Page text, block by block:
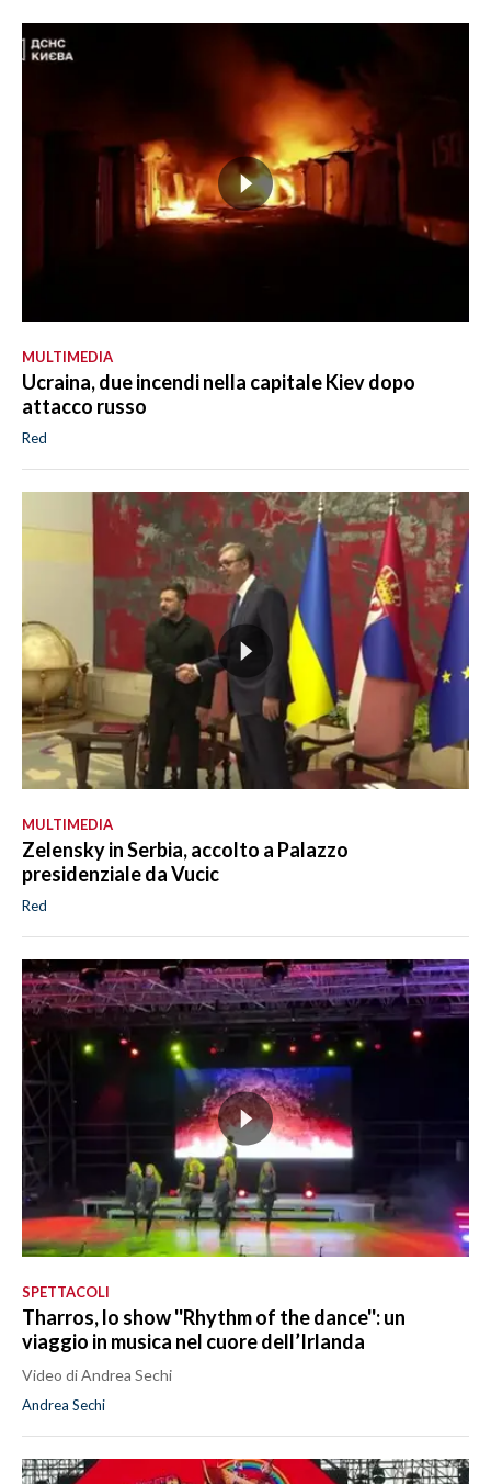
MULTIMEDIA
Ucraina, due incendi nella capitale Kiev dopo
attacco russo
Red
MULTIMEDIA
Zelensky in Serbia, accolto a Palazzo
presidenziale da Vucic
Red
SPETTACOLI
Tharros, lo show ''Rhythm of the dance'': un
viaggio in musica nel cuore dell’Irlanda
Video di Andrea Sechi
Andrea Sechi